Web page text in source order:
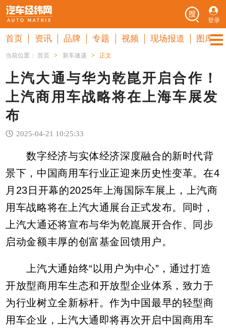
登录
首页 资讯 品牌 专题 视频 现场报道 图库
当前位置：首页 > 新车速递 > 正文
上汽大通与华为乾崑开启合作！
上汽商用车战略将在上海车展发
布
2025-04-21 10:25:33
数字经济与实体经济深度融合的新时代背
景下，中国商用车行业正迎来历史性变革。在4
月23日开幕的2025年上海国际车展上，上汽商
用车战略将在上汽大通展台正式发布。同时，
上汽大通还将宣布与华为乾崑展开合作、同步
启动金额丰厚的创富基金回馈用户。
上汽大通始终“以用户为中心”，通过打造
开放型商用车生态和开放型企业体系，致力于
为行业树立全新标杆。作为中国最早的轻型商
用车企业，上汽大通即将再次开启中国商用车